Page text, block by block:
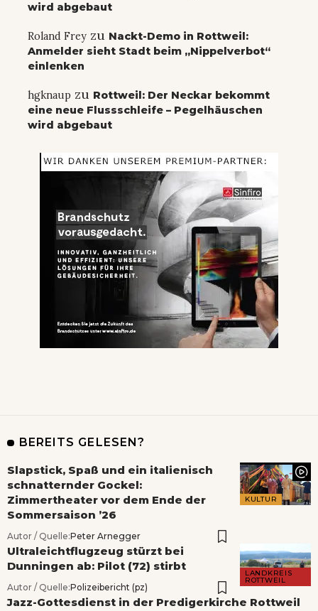
wird abgebaut
Roland Frey zu Nackt-Demo in Rottweil:
Anmelder sieht Stadt beim „Nippelverbot“
einlenken
hgknaup zu Rottweil: Der Neckar bekommt
eine neue Flussschleife – Pegelhäuschen
wird abgebaut
BEREITS GELESEN?
KULTUR
Slapstick, Spaß und ein italienisch
schnatternder Gockel:
Zimmertheater vor dem Ende der
Sommersaison ’26
Autor / Quelle:Peter Arnegger
LANDKREIS
ROTTWEIL
Ultraleichtflugzeug stürzt bei
Dunningen ab: Pilot (72) stirbt
Autor / Quelle:Polizeibericht (pz)
Jazz-Gottesdienst in der Predigerkirche Rottweil